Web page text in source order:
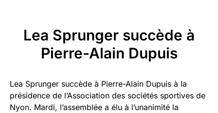
Lea Sprunger succède à
Pierre-Alain Dupuis
Lea Sprunger succède à Pierre-Alain Dupuis à la
présidence de l’Association des sociétés sportives de
Nyon. Mardi, l’assemblée a élu à l’unanimité la